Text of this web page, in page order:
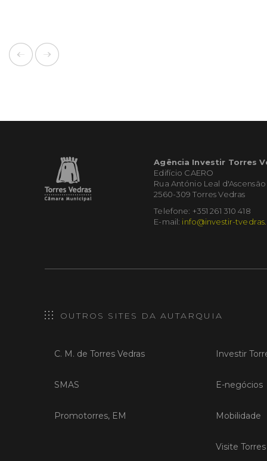
Agência Investir Torres
Edifício CAERO
Rua António Leal d'Ascensão
2560-309 Torres Vedras
Telefone: +351 261 310 418
E-mail: info@investir-
OUTROS SITES DA AUTARQUIA
C. M. de Torres Vedras
SMAS
Promotorres, EM
Investir
E-negócios
Mobilidade
Visite